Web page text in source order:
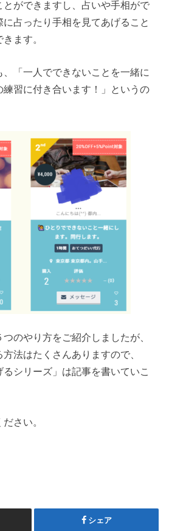
とができますし、占いや手相がで
占ったり手相を見てあげること
ます。
「一人でできないことを一緒に
練習に付き合います！」というの
のやり方をご紹介しましたが、
法はたくさんありますので、
シリーズ」は記事を書いていこ
さい。
シェア